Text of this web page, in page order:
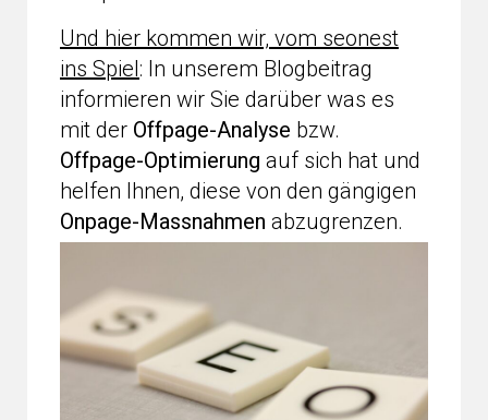
Und hier kommen wir, vom seonest
ins Spiel: In unserem Blogbeitrag
informieren wir Sie darüber was es
mit der Offpage-Analyse bzw.
Offpage-Optimierung auf sich hat und
helfen Ihnen, diese von den gängigen
Onpage-Massnahmen abzugrenzen.